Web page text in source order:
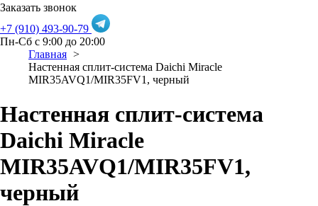
Заказать звонок
+7 (910) 493-90-79
Пн-Сб с 9:00 до 20:00
Главная
Настенная сплит-система Daichi Miracle
MIR35AVQ1/MIR35FV1, черный
Настенная сплит-система
Daichi Miracle
MIR35AVQ1/MIR35FV1,
черный